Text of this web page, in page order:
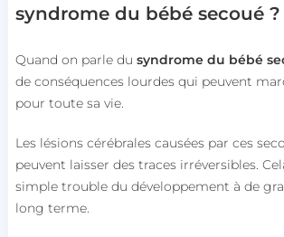
syndrome du bébé secoué ?
Quand on parle du syndrome du bébé
de conséquences lourdes qui peuvent
pour toute sa vie.
Les lésions cérébrales causées par ces
peuvent laisser des traces irréversibles.
simple trouble du développement à de
long terme.